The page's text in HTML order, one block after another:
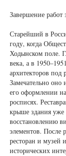
Завершение работ
Старейший в
году, когда
Ходынском поле.
века, а в
архитекторов под
Замечательно оно
его оформлении
росписях.
крыше здания уже
восстановлению
элементов. После
ресторан и музей
исторических